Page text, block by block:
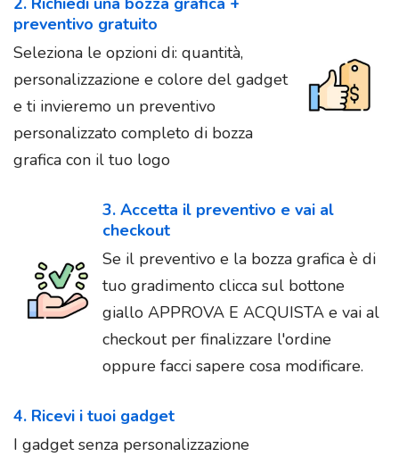
preventivo gratuito
Seleziona le opzioni di: quantità,
personalizzazione e colore del gadget
e ti invieremo un preventivo
personalizzato completo di bozza
grafica con il tuo logo
3. Accetta il preventivo e vai al
checkout
Se il preventivo e la bozza grafica è di
tuo gradimento clicca sul bottone
giallo APPROVA E ACQUISTA e vai al
checkout per finalizzare l'ordine
oppure facci sapere cosa modificare.
4. Ricevi i tuoi gadget
I gadget senza personalizzazione